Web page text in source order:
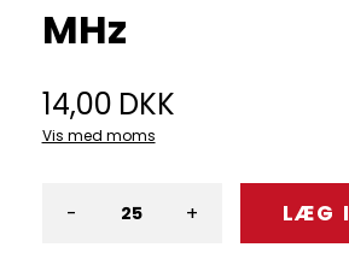
MHz
14,00 DKK
Vis med moms
- +